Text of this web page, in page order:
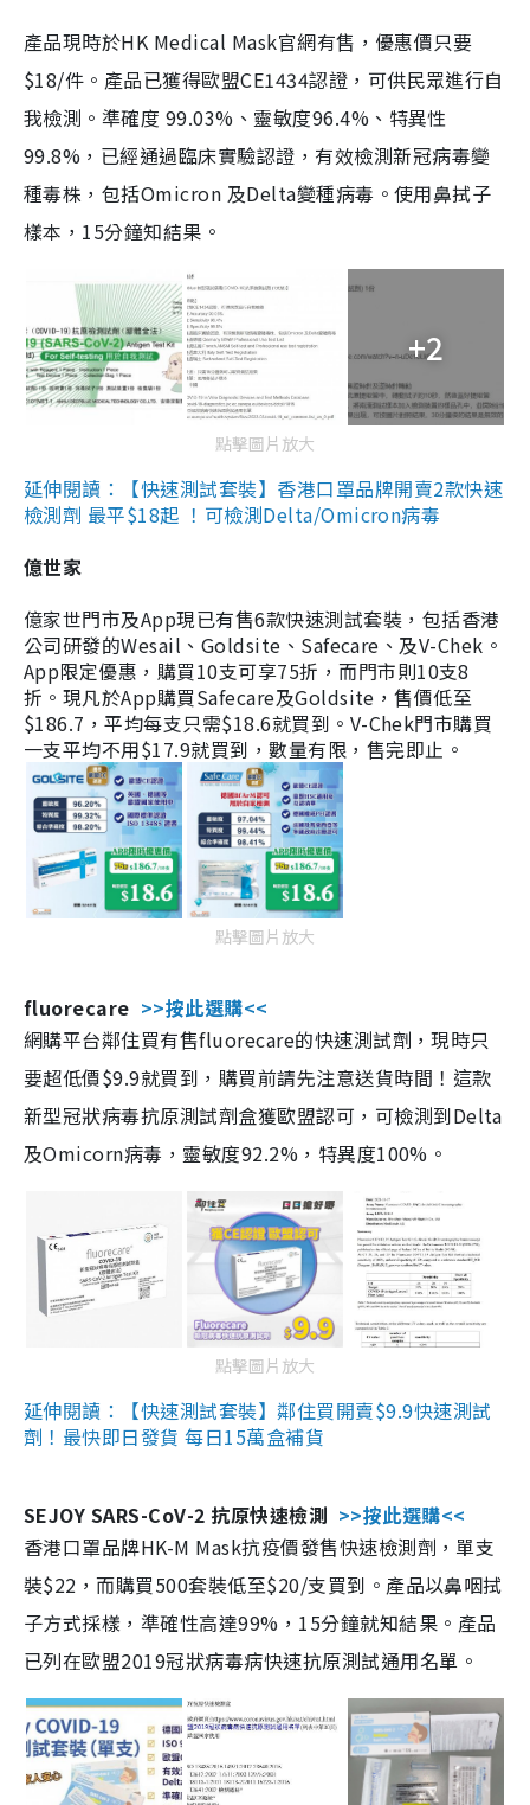
產品現時於HK Medical Mask官網有售，優惠價只要
$18/件。產品已獲得歐盟CE1434認證，可供民眾進行自
我檢測。準確度 99.03%、靈敏度96.4%、特異性
99.8%，已經通過臨床實驗認證，有效檢測新冠病毒變
種毒株，包括Omicron 及Delta變種病毒。使用鼻拭子
樣本，15分鐘知結果。
+2
點擊圖片放大
延伸閱讀：【快速測試套裝】香港口罩品牌開賣2款快速
檢測劑 最平$18起 ！可檢測Delta/Omicron病毒
億世家
億家世門市及App現已有售6款快速測試套裝，包括香港
公司研發的Wesail、Goldsite、Safecare、及V-Chek。
App限定優惠，購買10支可享75折，而門市則10支8
折。現凡於App購買Safecare及Goldsite，售價低至
$186.7，平均每支只需$18.6就買到。V-Chek門市購買
一支平均不用$17.9就買到，數量有限，售完即止。
點擊圖片放大
fluorecare >>按此選購<<
網購平台鄰住買有售fluorecare的快速測試劑，現時只
要超低價$9.9就買到，購買前請先注意送貨時間！這款
新型冠狀病毒抗原測試劑盒獲歐盟認可，可檢測到Delta
及Omicorn病毒，靈敏度92.2%，特異度100%。
點擊圖片放大
延伸閱讀：【快速測試套裝】鄰住買開賣$9.9快速測試
劑！最快即日發貨 每日15萬盒補貨
SEJOY SARS-CoV-2 抗原快速檢測 >>按此選購<<
香港口罩品牌HK-M Mask抗疫價發售快速檢測劑，單支
裝$22，而購買500套裝低至$20/支買到。產品以鼻咽拭
子方式採樣，準確性高達99%，15分鐘就知結果。產品
已列在歐盟2019冠狀病毒病快速抗原測試通用名單。